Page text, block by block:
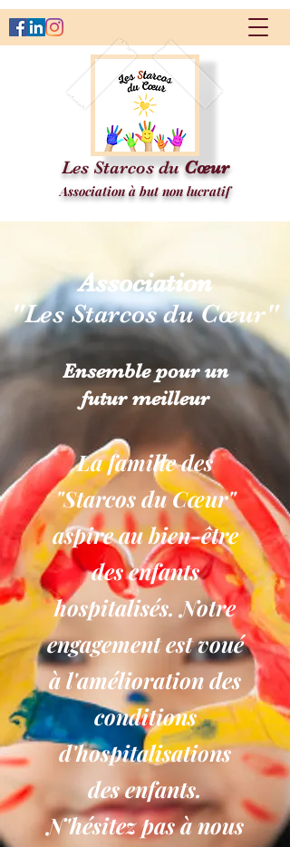
Les Starcos duCœur
Association à but non lucratif
Association
"Les Starcos du Cœur"
Ensemble pour un
futur meilleur
La famille des
"Starcos du Cœur"
aspire au bien-être
des enfants
hospitalisés. Notre
engagement est voué
à l'amélioration des
conditions
d'hospitalisations
des enfants.
N'hésitez pas à nous